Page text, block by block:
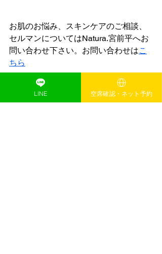
お肌のお悩み、スキンケアのご相談、
セルマンについてはNatura.宮前平へお
問い合わせ下さい。お問い合わせはこ
ちら
最新記事 すべて表示
LINE 空席確認・ネット予約